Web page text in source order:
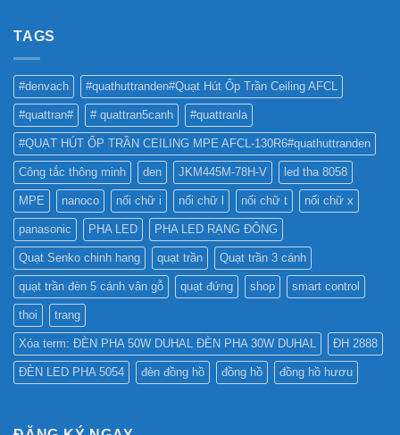
QUẢNG
CÁO?
TỐT
NHẤT
?
TAGS
#denvach #quathuttranden#Quạt Hút Ốp Trần Ceiling AFCL
#quattran# # quattran5canh #quattranla
#QUẠT HÚT ỐP TRẦN CEILING MPE AFCL-130R6#quathuttranden
Công tắc thông minh den JKM445M-78H-V led tha 8058
MPE nanoco nối chữ i nối chữ l nối chữ t nối chữ x
panasonic PHA LED PHA LED RẠNG ĐÔNG
Quạt Senko chinh hang quạt trần Quạt trần 3 cánh
quạt trần đèn 5 cánh vân gỗ quạt đứng shop smart control
thoi trang
Xóa term: ĐÈN PHA 50W DUHAL ĐÈN PHA 30W DUHAL ĐH 2888
ĐÈN LED PHA 5054 đèn đồng hồ đồng hồ đồng hồ hươu